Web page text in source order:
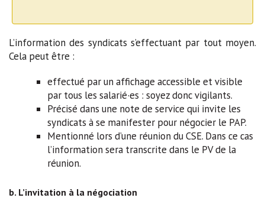
L’information des syndicats s’effectuant par tout moyen.
Cela peut être :
effectué par un affichage accessible et visible
par tous les salarié·es : soyez donc vigilants.
Précisé dans une note de service qui invite les
syndicats à se manifester pour négocier le PAP.
Mentionné lors d’une réunion du CSE. Dans ce cas
l’information sera transcrite dans le PV de la
réunion.
b. L’invitation à la négociation